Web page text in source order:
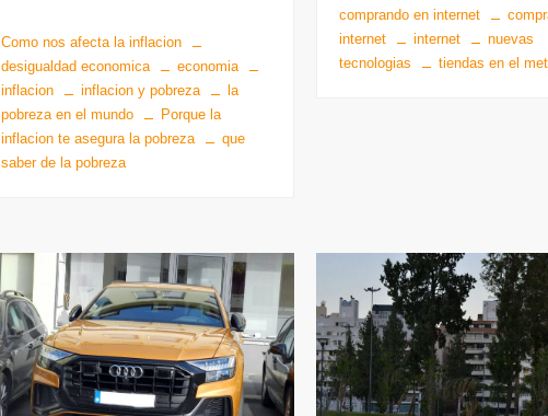
Como nos afecta la inflacion
desigualdad economica
economia
inflacion
inflacion y pobreza
la
pobreza en el mundo
Porque la
inflacion te asegura la pobreza
que
saber de la pobreza
comprando en internet
internet
internet
nuevas
tecnologias
tiendas en el